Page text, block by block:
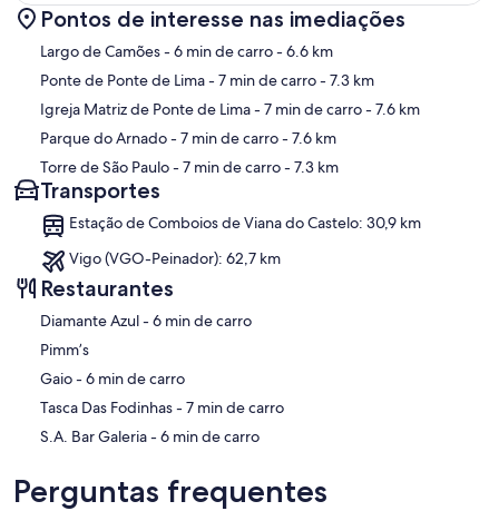
Mapa
Pontos de interesse nas imediações
Largo de Camões- 6 min de carro- 6.6 km
Ponte de Ponte de Lima- 7 min de carro- 7.3 km
Igreja Matriz de Ponte de Lima- 7 min de carro- 7.6 km
Parque do Arnado- 7 min de carro- 7.6 km
Torre de São Paulo- 7 min de carro- 7.3 km
Transportes
Estação de Comboios de Viana do Castelo: 30,9 km
Vigo (VGO-Peinador): 62,7 km
Restaurantes
‪Diamante Azul - ‬6 min de carro
Pimm’s
‪Gaio - ‬6 min de carro
‪Tasca Das Fodinhas - ‬7 min de carro
‪S.A. Bar Galeria - ‬6 min de carro
Perguntas frequentes